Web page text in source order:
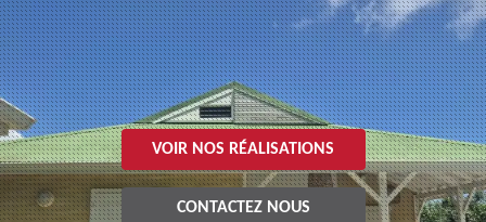
VOIR NOS RÉALISATIONS
CONTACTEZ NOUS